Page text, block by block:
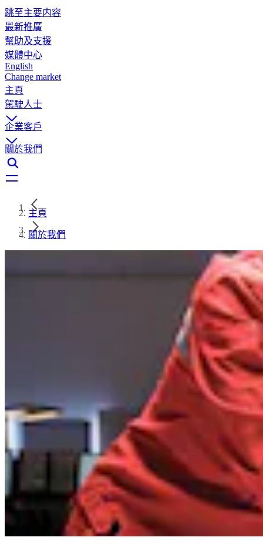
跳至主要内容
最新推廣
幫助及支援
媒體中心
English
Change market
主頁
駕駛人士
企業客戶
關於我們
主頁
關於我們